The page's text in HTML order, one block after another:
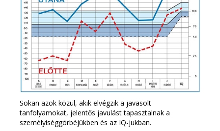
Sokan azok közül, akik elvégzik a javasolt
tanfolyamokat, jelentős javulást tapasztalnak a
személyiséggörbéjükben és az IQ-jukban.